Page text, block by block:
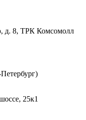
д. 8, ТРК Комсомолл
25к1